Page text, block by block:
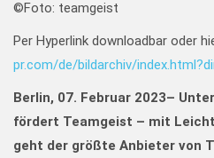
©Foto: teamgeist
Per Hyperlink downloadbar oder
pr.com/de/bildarchiv/
Berlin, 07. Februar 2023–
fördert Teamgeist – mit
geht der größte Anbieter von